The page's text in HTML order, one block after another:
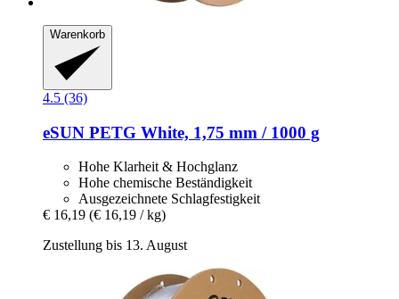
Warenkorb
4.5 (36)
eSUN PETG White, 1,75 mm / 1000 g
Hohe Klarheit & Hochglanz
Hohe chemische Beständigkeit
Ausgezeichnete Schlagfestigkeit
€ 16,19 (€ 16,19 / kg)
Zustellung bis 13. August